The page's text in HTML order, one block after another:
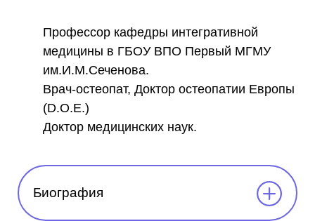
Профессор кафедры интегративной
медицины в ГБОУ ВПО Первый МГМУ
им.И.М.Сеченова.
Врач-остеопат, Доктор остеопатии Европы
(D.O.E.)
Доктор медицинских наук.
Биография